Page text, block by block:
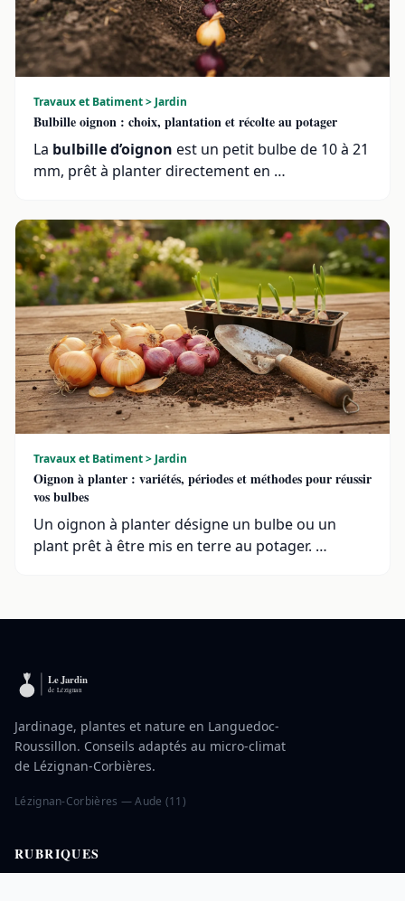
Travaux et Batiment > Jardin
Bulbille oignon : choix, plantation et récolte au potager
La bulbille d’oignon est un petit bulbe de 10 à 21
mm, prêt à planter directement en …
Travaux et Batiment > Jardin
Oignon à planter : variétés, périodes et méthodes pour réussir
vos bulbes
Un oignon à planter désigne un bulbe ou un
plant prêt à être mis en terre au potager. …
Jardinage, plantes et nature en Languedoc-
Roussillon. Conseils adaptés au micro-climat
de Lézignan-Corbières.
Lézignan-Corbières — Aude (11)
RUBRIQUES